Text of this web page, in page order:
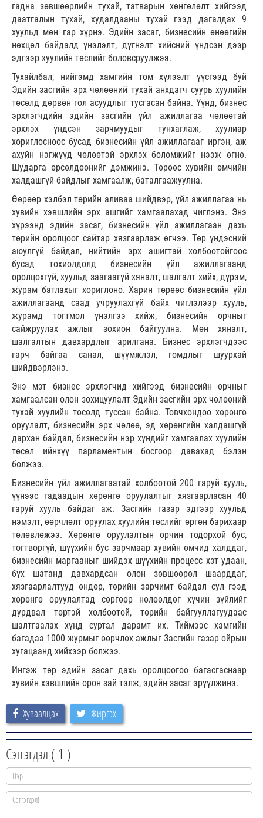
гадна зөвшөөрлийн тухай, татварын хөнгөлөлт хийгээд
даатгалын тухай, худалдааны тухай гээд дагалдах 9
хуульд мөн гар хүрнэ. Эдийн засаг, бизнесийн өнөөгийн
нөхцөл байдалд үнэлэлт, дүгнэлт хийсний үндсэн дээр
эдгээр хуулийн төслийг боловсруулжээ.
Тухайлбал, нийгэмд хамгийн том хүлээлт үүсгээд буй
Эдийн засгийн эрх чөлөөний тухай анхдагч суурь хуулийн
төсөлд дөрвөн гол асуудлыг тусгасан байна. Үүнд, бизнес
эрхлэгчдийн эдийн засгийн үйл ажиллагаа чөлөөтай
эрхлэх үндсэн зарчмуудыг тунхаглаж, хуулиар
хориглосноос бусад бизнесийн үйл ажиллагааг иргэн, аж
ахуйн нэгжүүд чөлөөтэй эрхлэх боломжийг нээж өгнө.
Шударга өрсөлдөөнийг дэмжинэ. Төрөөс хувийн өмчийн
халдашгүй байдлыг хамгаалж, баталгаажуулна.
Өөрөөр хэлбэл төрийн аливаа шийдвэр, үйл ажиллагаа нь
хувийн хэвшлийн эрх ашгийг хамгаалахад чиглэнэ. Энэ
хүрээнд эдийн засаг, бизнесийн үйл ажиллагаан дахь
төрийн оролцоог сайтар хязгаарлаж өгчээ. Төр үндэсний
аюулгүй байдал, нийтийн эрх ашигтай холбоотойгоос
бусад тохиолдолд бизнесийн үйл ажиллагаанд
оролцохгүй, хуульд заагаагүй хяналт, шалгалт хийх, дүрэм,
журам батлахыг хориглоно. Харин төрөөс бизнесийн үйл
ажиллагаанд саад учруулахгүй байх чиглэлээр хууль,
журамд тогтмол үнэлгээ хийж, бизнесийн орчныг
сайжруулах ажлыг зохион байгуулна. Мөн хяналт,
шалгалтын давхардлыг арилгана. Бизнес эрхлэгчдээс
гарч байгаа санал, шүүмжлэл, гомдлыг шуурхай
шийдвэрлэнэ.
Энэ мэт бизнес эрхлэгчид хийгээд бизнесийн орчныг
хамгаалсан олон зохицуулалт Эдийн засгийн эрх чөлөөний
тухай хуулийн төсөлд туссан байна. Товчхондоо хөрөнгө
оруулалт, бизнесийн эрх чөлөө, эд хөрөнгийн халдашгүй
дархан байдал, бизнесийн нэр хүндийг хамгаалах хуулийн
төсөл ийнхүү парламентын босгоор давахад бэлэн
болжээ.
Бизнесийн үйл ажиллагаатай холбоотой 200 гаруй хууль,
үүнээс гадаадын хөрөнгө оруулалтыг хязгаарласан 40
гаруй хууль байдаг аж. Засгийн газар эдгээр хуульд
нэмэлт, өөрчлөлт оруулах хуулийн төслийг өргөн барихаар
төлөвлөжээ. Хөрөнгө оруулалтын орчин тодорхой бус,
тогтворгүй, шүүхийн бус зарчмаар хувийн өмчид халддаг,
бизнесийн маргааныг шийдэх шүүхийн процесс хэт удаан,
бүх шатанд давхардсан олон зөвшөөрөл шаарддаг,
хязгаарлалтууд өндөр, төрийн зарчимт байдал сул гээд
хөрөнгө оруулалтад сөргөөр нөлөөлдөг хүчин зүйлийг
дурдвал төртэй холбоотой, төрийн байгууллагуудаас
шалтгаалах хүнд суртал дарамт их. Тиймээс хамгийн
багадаа 1000 журмыг өөрчлөх ажлыг Засгийн газар ойрын
хугацаанд хийхээр болжээ.
Ингэж төр эдийн засаг дахь оролцоогоо багасгаснаар
хувийн хэвшлийн орон зай тэлж, эдийн засаг эрүүлжинэ.
Хуваалцах Жиргэх
Сэтгэгдэл ( 1 )